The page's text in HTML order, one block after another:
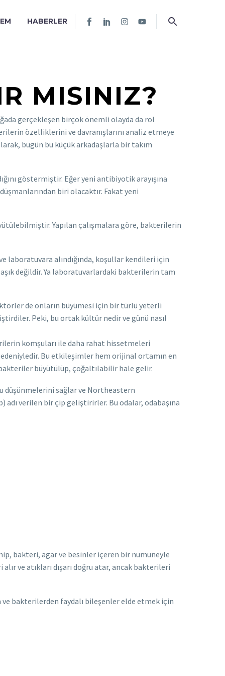
HABERLER
MISINIZ?
gerçekleşen birçok önemli olayda da rol
özelliklerini ve davranışlarını analiz etmeye
bugün bu küçük arkadaşlarla bir takım
göstermiştir. Eğer yeni antibiyotik arayışına
biri olacaktır. Fakat yeni
Yapılan çalışmalara göre, bakterilerin
alındığında, koşullar kendileri için
değildir. Ya laboratuvarlardaki bakterilerin tam
de onların büyümesi için bir türlü yeterli
Peki, bu ortak kültür nedir ve günü nasıl
komşuları ile daha rahat hissetmeleri
Bu etkileşimler hem orijinal ortamın en
büyütülüp, çoğaltılabilir hale gelir.
düşünmelerini sağlar ve Northeastern
verilen bir çip geliştirirler. Bu odalar, odabaşına
bakteri, agar ve besinler içeren bir numuneyle
ve atıkları dışarı doğru atar, ancak bakterileri
bakterilerden faydalı bileşenler elde etmek için